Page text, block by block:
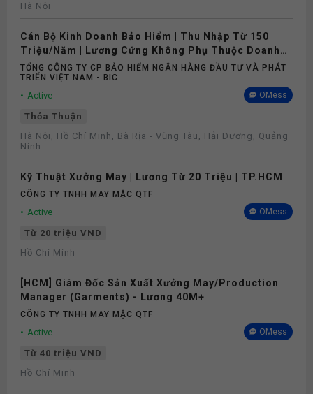
Hà Nội
Cán Bộ Kinh Doanh Bảo Hiểm | Thu Nhập Từ 150
Triệu/Năm | Lương Cứng Không Phụ Thuộc Doanh
Số
TỔNG CÔNG TY CP BẢO HIỂM NGÂN HÀNG ĐẦU TƯ VÀ PHÁT
TRIỂN VIỆT NAM - BIC
Active OMess
Thỏa Thuận
Hà Nội, Hồ Chí Minh, Bà Rịa - Vũng Tàu, Hải Dương, Quảng
Ninh
Kỹ Thuật Xưởng May | Lương Từ 20 Triệu | TP.HCM
CÔNG TY TNHH MAY MẶC QTF
Active OMess
Từ 20 triệu VND
Hồ Chí Minh
[HCM] Giám Đốc Sản Xuất Xưởng May/Production
Manager (Garments) - Lương 40M+
CÔNG TY TNHH MAY MẶC QTF
Active OMess
Từ 40 triệu VND
Hồ Chí Minh